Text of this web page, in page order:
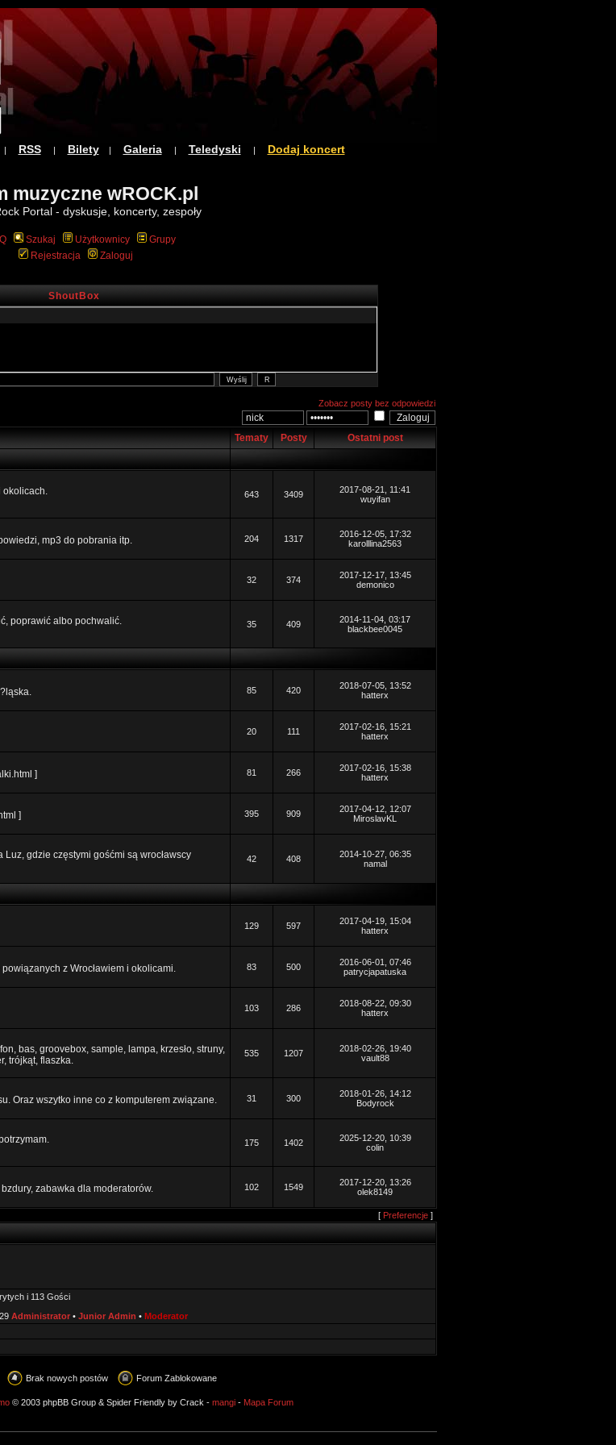
RSS| Bilety| Galeria| Teledyski | Dodaj koncert
muzyczne wROCK.pl
Portal - dyskusje, koncerty, zespoły
Szukaj Użytkownicy
Grupy
Rejestracja
Zaloguj
ShoutBox
Zobacz posty bez odpowiedzi
Tematy Posty Ostatni post
okolicach. 643 3409
2017-08-21, 11:41
wuyifan
mp3 do pobrania itp. 204 1317
2016-12-05, 17:32
karolllina2563
32 374
2017-12-17, 13:45
demonico
poprawić albo pochwalić. 35 409
2014-11-04, 03:17
blackbee0045
85 420
2018-07-05, 13:52
hatterx
20 111
2017-02-16, 15:21
hatterx
] 81 266
2017-02-16, 15:38
hatterx
] 395 909
2017-04-12, 12:07
MiroslavKL
gdzie częstymi gośćmi są wrocławscy
42 408
2014-10-27, 06:35
namal
129 597
2017-04-19, 15:04
hatterx
z Wrocławiem i okolicami. 83 500
2016-06-01, 07:46
patrycjapatuska
103 286
2018-08-22, 09:30
hatterx
bas, groovebox, sample, lampa, krzesło, struny,
trójkąt, flaszka.
535 1207
2018-02-26, 19:40
vault88
Oraz wszytko inne co z komputerem związane. 31 300
2018-01-26, 14:12
Bodyrock
175 1402
2025-12-20, 10:39
colin
zabawka dla moderatorów. 102 1549
2017-12-20, 13:26
olek8149
[ Preferencje ]
i 113 Gości
Administrator • Junior Admin • Moderator
Brak nowych postów Forum Zablokowane
© 2003 phpBB Group & Spider Friendly by Crack - mangi - Mapa Forum